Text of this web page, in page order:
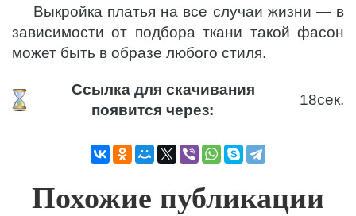
Выкройка платья на все случаи жизни — в
зависимости от подбора ткани такой фасон
может быть в образе любого стиля.
Ссылка для скачивания
появится через:
18сек.
Похожие публикации